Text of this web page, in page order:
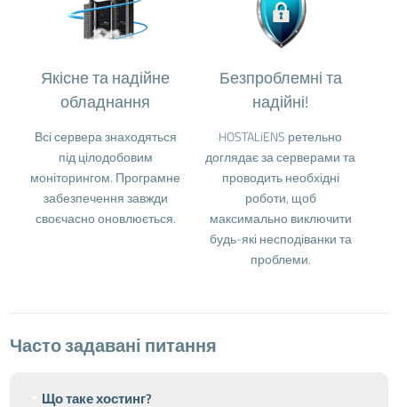
Якісне та надійне
обладнання
Всі сервера знаходяться
під цілодобовим
моніторингом. Програмне
забезпечення завжди
своєчасно оновлюється.
Безпроблемні та
надійні!
HOSTALiENS ретельно
доглядає за серверами та
проводить необхідні
роботи, щоб
максимально виключити
будь-які несподіванки та
проблеми.
Часто задавані питання
Що таке хостинг?